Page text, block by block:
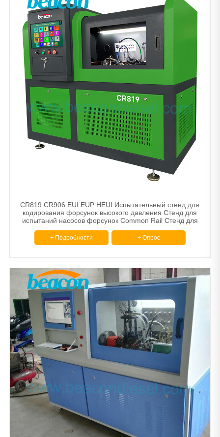
CR819 CR906 EUI EUP HEUI Испытательный стенд для
кодирования форсунок высокого давления Стенд для
испытаний насосов форсунок Common Rail Стенд для
+ Подробности + Опрос